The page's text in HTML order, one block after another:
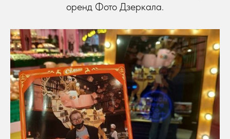
оренд Фото Дзеркала.